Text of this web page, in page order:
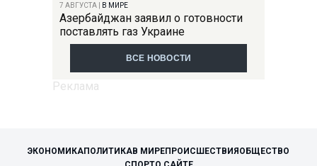
7 АВГУСТА В МИРЕ
Азербайджан заявил о готовности
поставлять газ Украине
ВСЕ НОВОСТИ
ЭКОНОМИКАПОЛИТИКАВ МИРЕПРОИСШЕСТВИЯОБЩЕСТВО